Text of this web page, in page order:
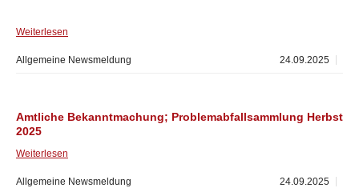
Weiterlesen
24.09.2025
Allgemeine Newsmeldung
Amtliche Bekanntmachung; Problemabfallsammlung Herbst
2025
Weiterlesen
24.09.2025
Allgemeine Newsmeldung